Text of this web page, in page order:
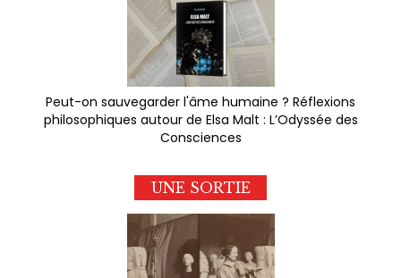
Peut-on sauvegarder l'âme humaine ? Réflexions
philosophiques autour de Elsa Malt : L’Odyssée des
Consciences
UNE SORTIE